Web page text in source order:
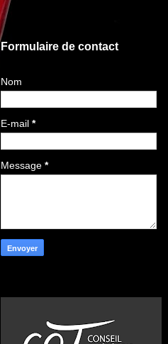
Formulaire de contact
Nom
E-mail *
Message *